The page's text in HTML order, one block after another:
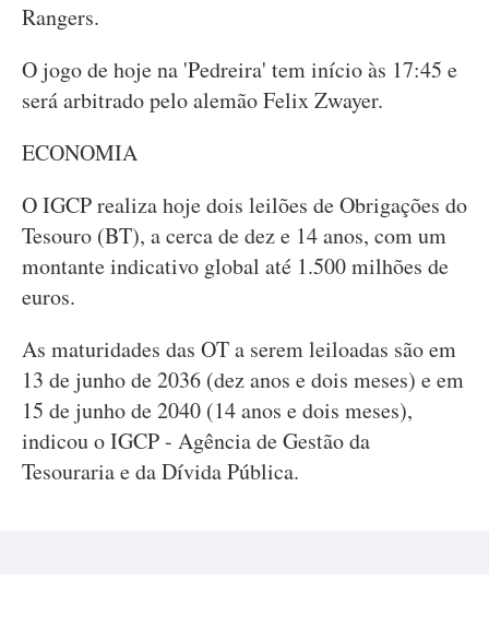
Rangers.
O jogo de hoje na 'Pedreira' tem início às 17:45 e
será arbitrado pelo alemão Felix Zwayer.
ECONOMIA
O IGCP realiza hoje dois leilões de Obrigações do
Tesouro (BT), a cerca de dez e 14 anos, com um
montante indicativo global até 1.500 milhões de
euros.
As maturidades das OT a serem leiloadas são em
13 de junho de 2036 (dez anos e dois meses) e em
15 de junho de 2040 (14 anos e dois meses),
indicou o IGCP - Agência de Gestão da
Tesouraria e da Dívida Pública.